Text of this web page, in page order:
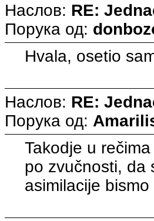
Наслов: RE:
Порука од:
Hvala, osetio
Наслов: RE:
Порука од:
Takodje u
po zvučnosti, da
asimilacije